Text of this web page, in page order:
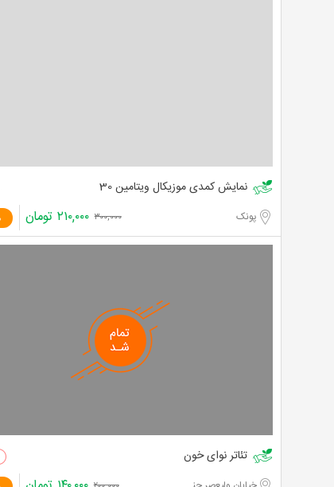
نمایش کمدی موزیکال ویتامین 30
پونک ۳۰۰,۰۰۰ ۲۱۰,۰۰۰ تومان
تئاتر نوای خون